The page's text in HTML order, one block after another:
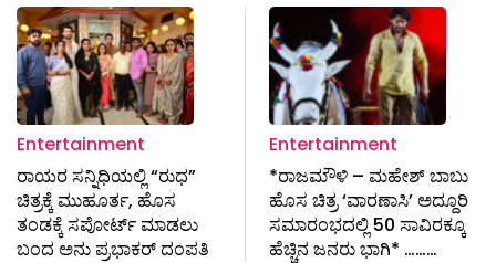
Entertainment
ರಾಯರ ಸನ್ನಿಧಿಯಲ್ಲಿ “ರುಧ”
ಚಿತ್ರಕ್ಕೆ ಮುಹೂರ್ತ, ಹೊಸ
ತಂಡಕ್ಕೆ ಸಪೋರ್ಟ್ ಮಾಡಲು
ಬಂದ ಅನು ಪ್ರಭಾಕರ್ ದಂಪತಿ
Entertainment
*ರಾಜಮೌಳಿ – ಮಹೇಶ್‍ ಬಾಬು
ಹೊಸ ಚಿತ್ರ ‘ವಾರಣಾಸಿ’ ಅದ್ದೂರಿ
ಸಮಾರಂಭದಲ್ಲಿ 50 ಸಾವಿರಕ್ಕೂ
ಹೆಚ್ಚಿನ ಜನರು ಭಾಗಿ* ………